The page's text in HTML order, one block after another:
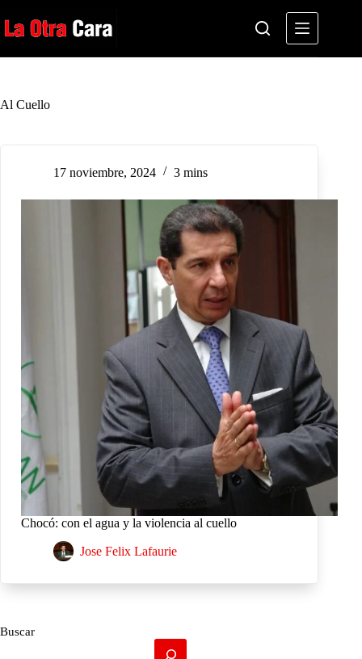
al
contenido
Al Cuello
17 noviembre, 2024 3 mins
Chocó: con el agua y la violencia al cuello
Jose Felix Lafaurie
Buscar